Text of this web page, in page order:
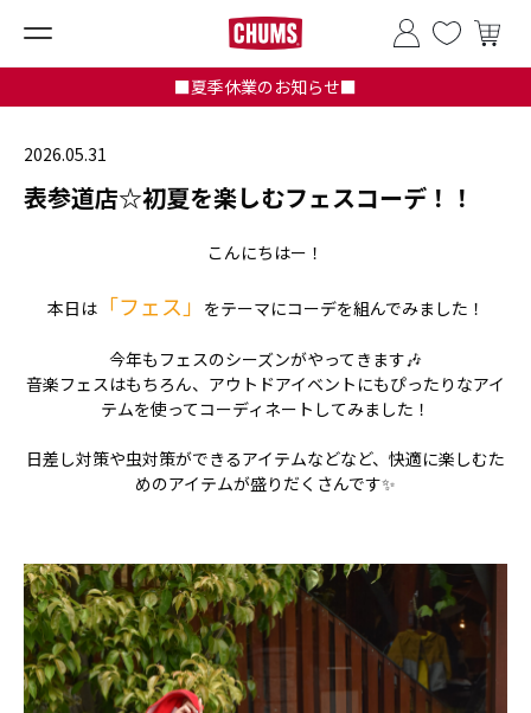
■夏季休業のお知らせ■
2026.05.31
表参道店☆初夏を楽しむフェスコーデ！！
こんにちはー！
本日は「フェス」 をテーマにコーデを組んでみました！
今年もフェスのシーズンがやってきます🎶
音楽フェスはもちろん、アウトドアイベントにもぴったりなアイ
テムを使ってコーディネートしてみました！
日差し対策や虫対策ができるアイテムなどなど、快適に楽しむた
めのアイテムが盛りだくさんです✨